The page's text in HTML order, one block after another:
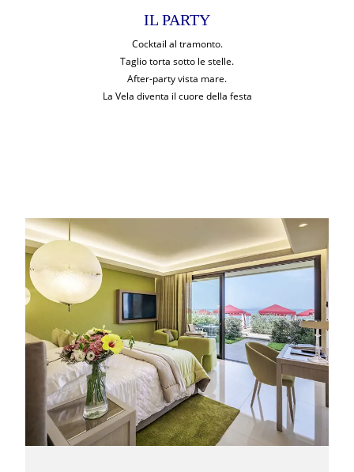
IL PARTY
Cocktail al tramonto.
Taglio torta sotto le stelle.
After-party vista mare.
La Vela diventa il cuore della festa